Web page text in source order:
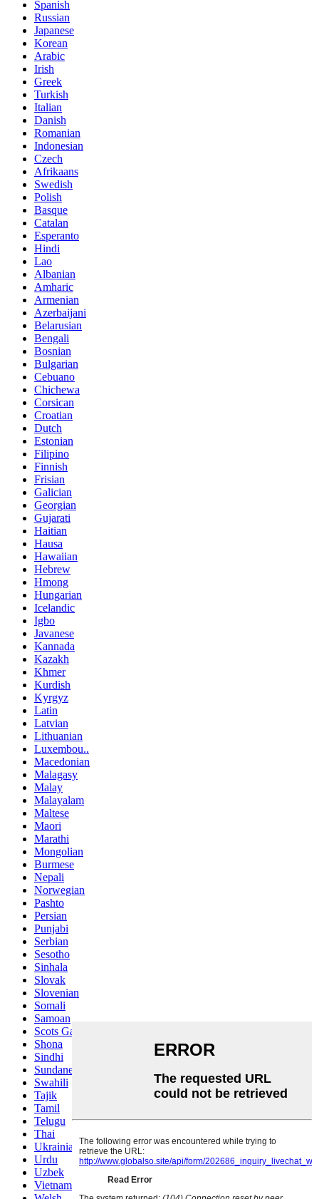
Spanish
Russian
Japanese
Korean
Arabic
Irish
Greek
Turkish
Italian
Danish
Romanian
Indonesian
Czech
Afrikaans
Swedish
Polish
Basque
Catalan
Esperanto
Hindi
Lao
Albanian
Amharic
Armenian
Azerbaijani
Belarusian
Bengali
Bosnian
Bulgarian
Cebuano
Chichewa
Corsican
Croatian
Dutch
Estonian
Filipino
Finnish
Frisian
Galician
Georgian
Gujarati
Haitian
Hausa
Hawaiian
Hebrew
Hmong
Hungarian
Icelandic
Igbo
Javanese
Kannada
Kazakh
Khmer
Kurdish
Kyrgyz
Latin
Latvian
Lithuanian
Luxembou..
Macedonian
Malagasy
Malay
Malayalam
Maltese
Maori
Marathi
Mongolian
Burmese
Nepali
Norwegian
Pashto
Persian
Punjabi
Serbian
Sesotho
Sinhala
Slovak
Slovenian
Somali
Samoan
Scots Gaelic
Shona
Sindhi
Sundanese
Swahili
Tajik
Tamil
Telugu
Thai
Ukrainian
Urdu
Uzbek
Vietnamese